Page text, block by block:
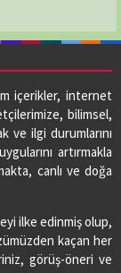
içerikler, internet
bilimsel,
ve ilgi durumlarını
artırmakla
canlı ve doğa
ilke edinmiş olup,
kaçan her
görüş-öneri ve